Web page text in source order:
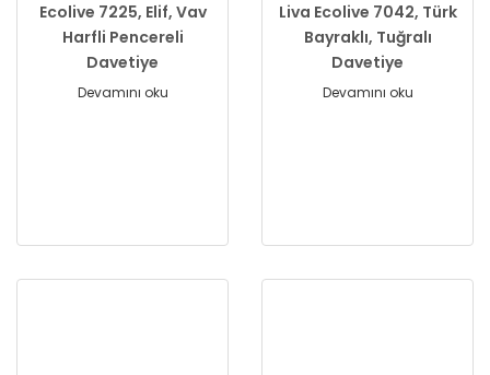
Ecolive 7225, Elif, Vav
Harfli Pencereli
Davetiye
Devamını oku
Liva Ecolive 7042, Türk
Bayraklı, Tuğralı
Davetiye
Devamını oku